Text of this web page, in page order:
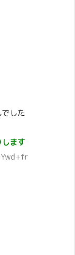
した
ます